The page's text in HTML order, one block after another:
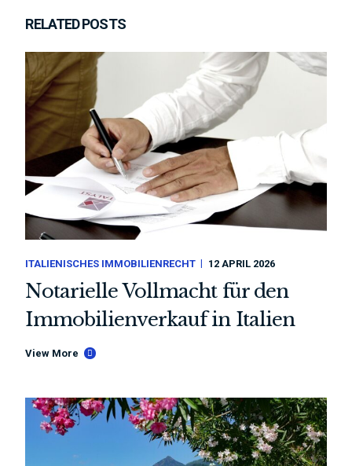
RELATED POSTS
ITALIENISCHES IMMOBILIENRECHT 12 APRIL 2026
Notarielle Vollmacht für den
Immobilienverkauf in Italien
View More